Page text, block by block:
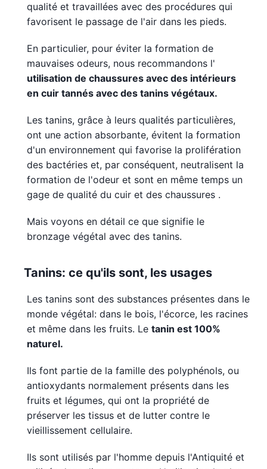
qualité et travaillées avec des procédures qui
favorisent le passage de l'air dans les pieds.
En particulier, pour éviter la formation de
mauvaises odeurs, nous recommandons l'
utilisation de chaussures avec des intérieurs
en cuir tannés avec des tanins végétaux.
Les tanins, grâce à leurs qualités particulières,
ont une action absorbante, évitent la formation
d'un environnement qui favorise la prolifération
des bactéries et, par conséquent, neutralisent la
formation de l'odeur et sont en même temps un
gage de qualité du cuir et des chaussures .
Mais voyons en détail ce que signifie le
bronzage végétal avec des tanins.
Tanins: ce qu'ils sont, les usages
Les tanins sont des substances présentes dans le
monde végétal: dans le bois, l'écorce, les racines
et même dans les fruits. Le tanin est 100%
naturel.
Ils font partie de la famille des polyphénols, ou
antioxydants normalement présents dans les
fruits et légumes, qui ont la propriété de
préserver les tissus et de lutter contre le
vieillissement cellulaire.
Ils sont utilisés par l'homme depuis l'Antiquité et